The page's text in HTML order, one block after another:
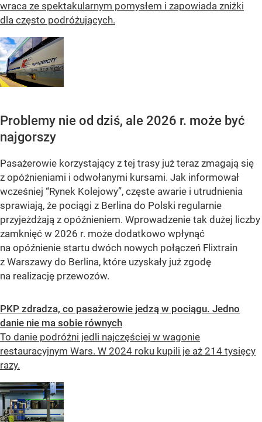
wraca ze spektakularnym pomysłem i zapowiada zniżki
dla często podróżujących.
Problemy nie od dziś, ale 2026 r. może być
najgorszy
Pasażerowie korzystający z tej trasy już teraz zmagają się
z opóźnieniami i odwołanymi kursami. Jak informował
wcześniej “Rynek Kolejowy”, częste awarie i utrudnienia
sprawiają, że pociągi z Berlina do Polski regularnie
przyjeżdżają z opóźnieniem. Wprowadzenie tak dużej liczby
zamknięć w 2026 r. może dodatkowo wpłynąć
na opóźnienie startu dwóch nowych połączeń Flixtrain
z Warszawy do Berlina, które uzyskały już zgodę
na realizację przewozów.
PKP zdradza, co pasażerowie jedzą w pociągu. Jedno
danie nie ma sobie równych
To danie podróżni jedli najczęściej w wagonie
restauracyjnym Wars. W 2024 roku kupili je aż 214 tysięcy
razy.